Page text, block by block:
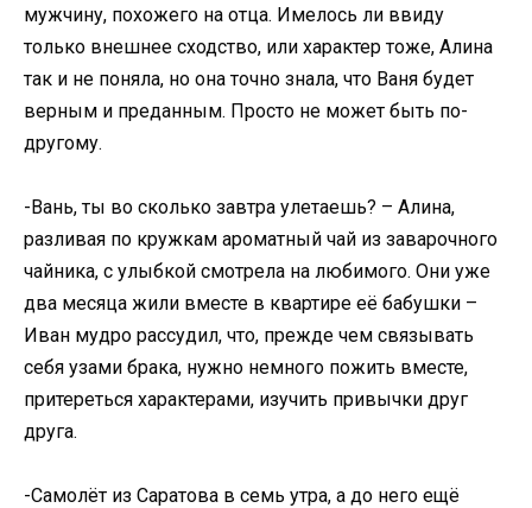
мужчину, похожего на отца. Имелось ли ввиду
только внешнее сходство, или характер тоже, Алина
так и не поняла, но она точно знала, что Ваня будет
верным и преданным. Просто не может быть по-
другому.
-Вань, ты во сколько завтра улетаешь? – Алина,
разливая по кружкам ароматный чай из заварочного
чайника, с улыбкой смотрела на любимого. Они уже
два месяца жили вместе в квартире её бабушки –
Иван мудро рассудил, что, прежде чем связывать
себя узами брака, нужно немного пожить вместе,
притереться характерами, изучить привычки друг
друга.
-Самолёт из Саратова в семь утра, а до него ещё